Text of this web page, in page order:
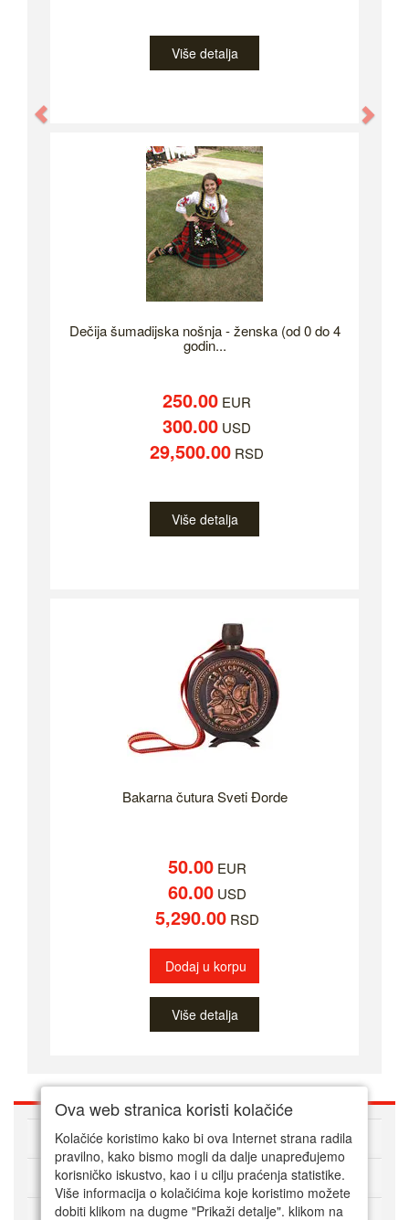
Više detalja
Dečija šumadijska nošnja - ženska (od 0 do 4
godin...
250.00 EUR
300.00 USD
29,500.00 RSD
Više detalja
Bakarna čutura Sveti Đorde
50.00EUR
60.00USD
5,290.00RSD
Dodaj u korpu
Više detalja
O nama
Kako kupovati online
Korisnički servis
Ova web stranica koristi kolačiće
Kolačiće koristimo kako bi ova Internet strana radila
pravilno, kako bismo mogli da dalje unapređujemo
korisničko iskustvo, kao i u cilju praćenja statistike.
Više informacija o kolačićima koje koristimo možete
dobiti klikom na dugme "Prikaži detalje". klikom na